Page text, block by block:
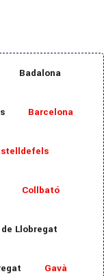
Badalona
Barcelona
Collbató
Llobregat
Gavà